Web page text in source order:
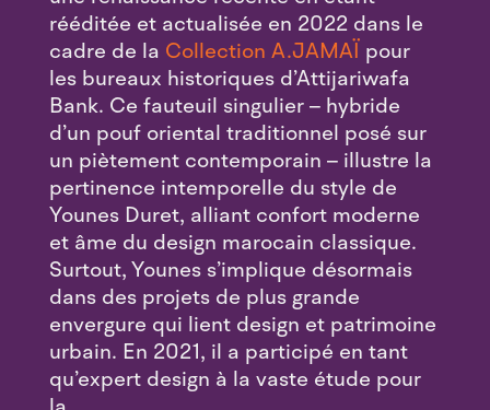
rééditée et actualisée en 2022 dans le
cadre de la Collection A.JAMAÏpour
les bureaux historiques d’Attijariwafa
Bank. Ce fauteuil singulier – hybride
d’un pouf oriental traditionnel posé sur
un piètement contemporain – illustre la
pertinence intemporelle du style de
Younes Duret, alliant confort moderne
et âme du design marocain classique.
Surtout, Younes s’implique désormais
dans des projets de plus grande
envergure qui lient design et patrimoine
urbain. En 2021, il a participé en tant
qu’expert design à la vaste étude pour